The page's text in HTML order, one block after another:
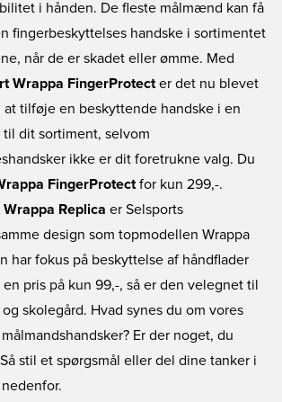
i hånden. De fleste målmænd kan få
fingerbeskyttelses handske i sortimentet
når de er skadet eller ømme. Med
Wrappa FingerProtect er det nu blevet
tilføje en beskyttende handske i en
dit sortiment, selvom
ikke er dit foretrukne valg. Du
FingerProtect for kun 299,-.
Replica er Selsports
design som topmodellen Wrappa
har fokus på beskyttelse af håndflader
pris på kun 99,-, så er den velegnet til
skolegård. Hvad synes du om vores
Er der noget, du
stil et spørgsmål eller del dine tanker i